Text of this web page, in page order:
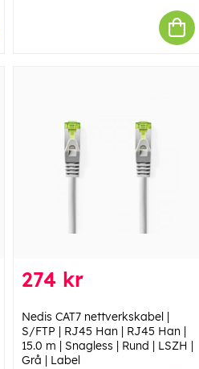
274 kr
Nedis CAT7 nettverkskabel |
S/FTP | RJ45 Han | RJ45 Han |
15.0 m | Snagless | Rund | LSZH |
Grå | Label